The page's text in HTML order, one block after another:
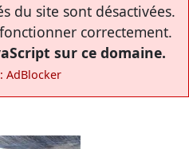
du site sont désactivées.
correctement.
sur ce domaine.
AdBlocker